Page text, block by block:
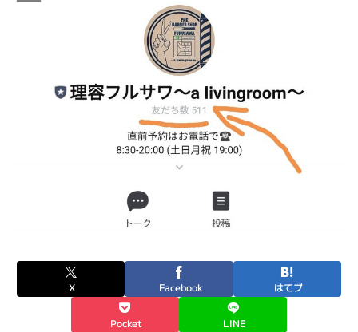
X Facebook はてブ
Pocket LINE